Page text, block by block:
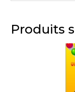
Produits